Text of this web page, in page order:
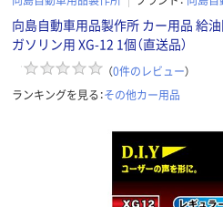
向島自動車用品製作所 カー用品 給
ガソリン用 XG-12 1個（直送品）
（0件のレビュー）
ランキングを見る：その他カー用品